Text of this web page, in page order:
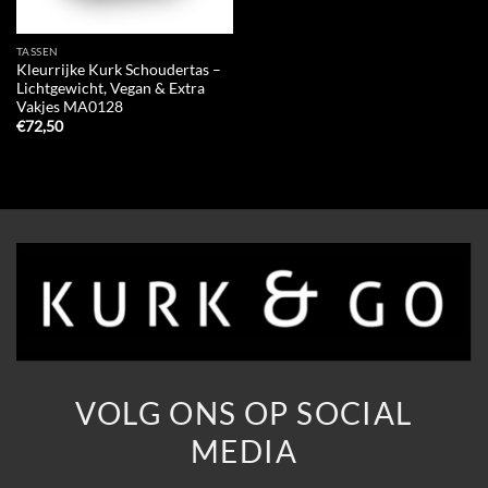
TASSEN
Kleurrijke Kurk Schoudertas –
Lichtgewicht, Vegan & Extra
Vakjes MA0128
€72,50
VOLG ONS OP SOCIAL
MEDIA